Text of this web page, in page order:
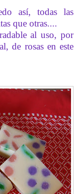
así, todas las
que otras....
al uso, por
de rosas en este